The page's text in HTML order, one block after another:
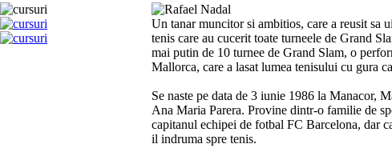
Un tanar muncitor si ambitios, care a reusit sa
tenis care au cucerit toate turneele de Grand
mai putin de 10 turnee de Grand Slam, o
Mallorca, care a lasat lumea tenisului cu gura
Se naste pe data de 3 iunie 1986 la Manacor,
Ana Maria Parera. Provine dintr-o familie de
capitanul echipei de fotbal FC Barcelona, dar
il indruma spre tenis.